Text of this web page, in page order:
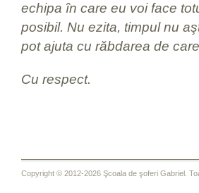
echipa în care eu voi face
posibil. Nu ezita, timpul nu
pot ajuta cu răbdarea de
Cu respect.
Copyright © 2012-2026 Şcoala de şoferi Gabriel.